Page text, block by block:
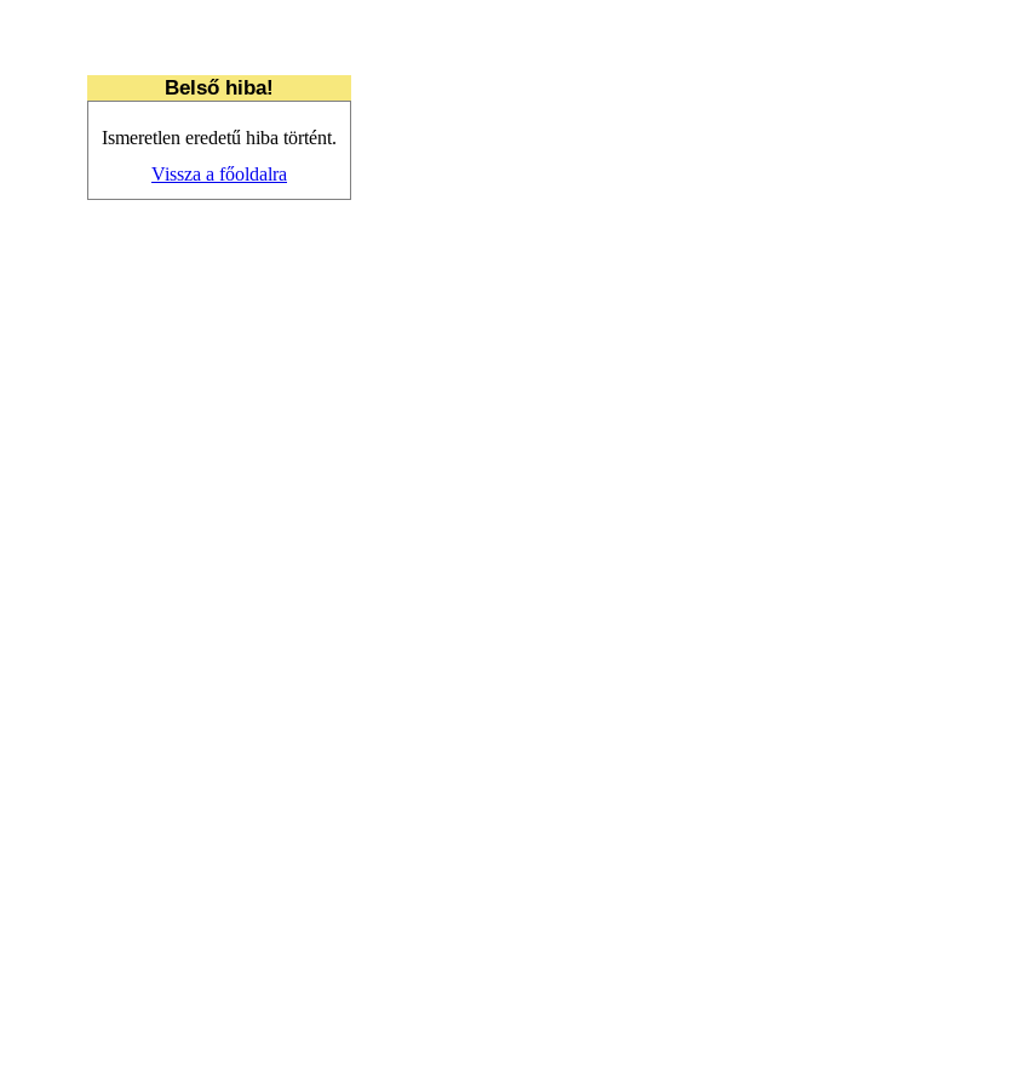
Belső hiba!
Ismeretlen eredetű hiba történt.
Vissza a főoldalra